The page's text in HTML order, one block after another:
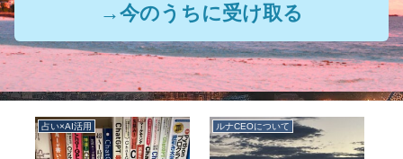
→今のうちに受け取る
占い×AI活用 ルナCEOについて